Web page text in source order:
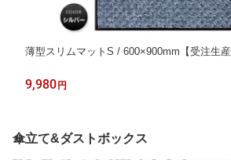
薄型スリムマットS / 600×900mm【受注生
9,980 円
傘立て&ダストボックス